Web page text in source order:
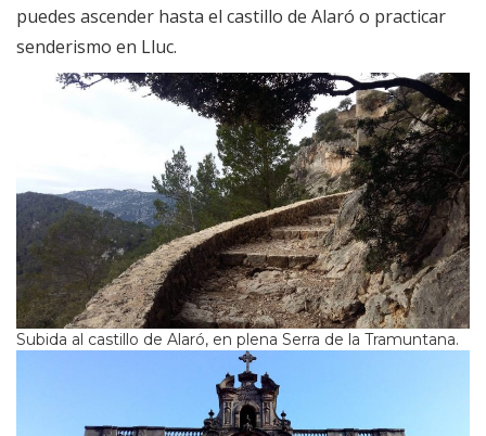
puedes ascender hasta el castillo de Alaró o practicar
senderismo en Lluc.
Subida al castillo de Alaró, en plena Serra de la Tramuntana.